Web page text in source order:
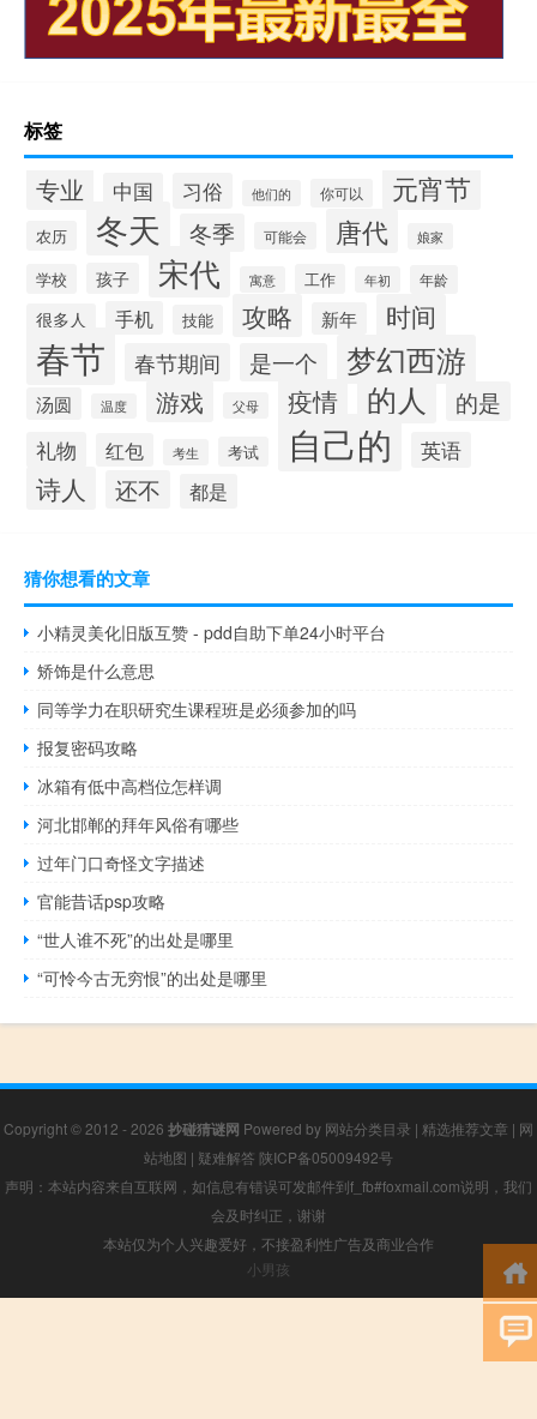
标签
专业 中国 习俗 他们的 你可以 元宵节
农历 冬天 冬季 可能会 唐代 娘家
学校 孩子 宋代 寓意 工作 年初 年龄
很多人 手机 技能 攻略 新年 时间
春节 春节期间 是一个 梦幻西游
汤圆 温度 游戏 父母 疫情 的人 的是
礼物 红包 考生 考试 自己的 英语
诗人 还不 都是
猜你想看的文章
小精灵美化旧版互赞 - pdd自助下单24小时平台
矫饰是什么意思
同等学力在职研究生课程班是必须参加的吗
报复密码攻略
冰箱有低中高档位怎样调
河北邯郸的拜年风俗有哪些
过年门口奇怪文字描述
官能昔话psp攻略
“世人谁不死”的出处是哪里
“可怜今古无穷恨”的出处是哪里
Copyright © 2012 - 2026 抄碰猜谜网 Powered by 网站分类目录 | 精选推荐文章 | 网
站地图 | 疑难解答 陕ICP备05009492号
声明：本站内容来自互联网，如信息有错误可发邮件到f_fb#foxmail.com说明，我们
会及时纠正，谢谢
本站仅为个人兴趣爱好，不接盈利性广告及商业合作
小男孩